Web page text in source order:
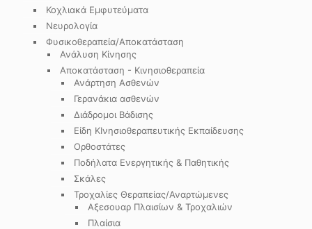
Κοχλιακά Εμφυτεύματα
Νευρολογία
Φυσικοθεραπεία/Αποκατάσταση
Ανάλυση Κίνησης
Αποκατάσταση - Κινησιοθεραπεία
Ανάρτηση Ασθενών
Γερανάκια ασθενών
Διάδρομοι Βάδισης
Είδη ΚΙνησιοθεραπευτικής Εκπαίδευσης
Ορθοστάτες
Ποδήλατα Ενεργητικής & Παθητικής
Σκάλες
Τροχαλίες Θεραπείας/Αναρτώμενες
Αξεσουαρ Πλαισίων & Τροχαλιών
Πλαίσια